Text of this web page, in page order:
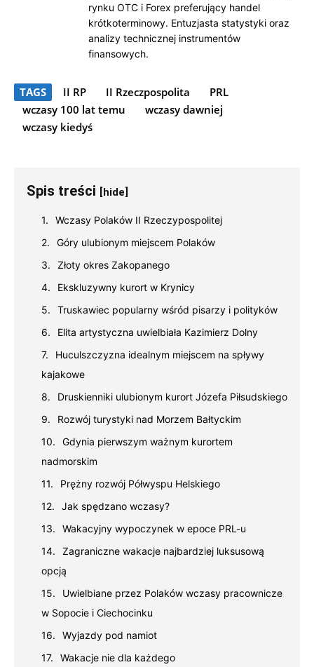
rynku OTC i Forex preferujący handel
krótkoterminowy. Entuzjasta statystyki oraz
analizy technicznej instrumentów
finansowych.
TAGS II RP II Rzeczpospolita
PRL
wczasy 100 lat temu
wczasy dawniej
wczasy kiedyś
Spis treści [hide]
Wczasy Polaków II Rzeczypospolitej
Góry ulubionym miejscem Polaków
Złoty okres Zakopanego
Ekskluzywny kurort w Krynicy
Truskawiec popularny wśród pisarzy i polityków
Elita artystyczna uwielbiała Kazimierz Dolny
Huculszczyzna idealnym miejscem na spływy
kajakowe
Druskienniki ulubionym kurort Józefa Piłsudskiego
Rozwój turystyki nad Morzem Bałtyckim
Gdynia pierwszym ważnym kurortem
nadmorskim
Prężny rozwój Półwyspu Helskiego
Jak spędzano wczasy?
Wakacyjny wypoczynek w epoce PRL-u
Zagraniczne wakacje najbardziej luksusową
opcją
Uwielbiane przez Polaków wczasy pracownicze
w Sopocie i Ciechocinku
Wyjazdy pod namiot
Wakacje nie dla każdego